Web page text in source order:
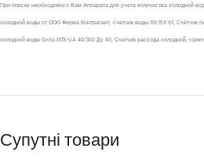
При поиске необходимого Вам Аппарата для учета количества холодной
холодной воды от ООО Фирма Контрагент, счетчик воды ЛК-15Х-01,
холодной воды Gross MTK-UA 40/300 Ду 40, Счетчик расхода холодной,
Супутні товари